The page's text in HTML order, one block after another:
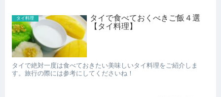
タイ料理
タイで食べておくべきご飯４選
【タイ料理】
タイで絶対一度は食べておきたい美味しいタイ料理をご紹介しま
す。旅行の際には参考にしてくださいね！